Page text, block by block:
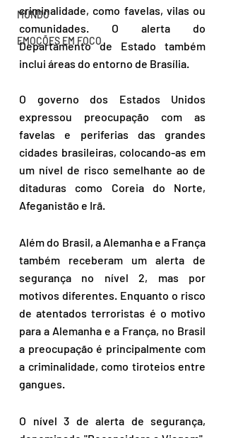
MUNDO
EMOÇÕES EM FOCO
criminalidade, como favelas, vilas ou
comunidades. O alerta do
Departamento de Estado também
inclui áreas do entorno de Brasília.
O governo dos Estados Unidos
expressou preocupação com as
favelas e periferias das grandes
cidades brasileiras, colocando-as em
um nível de risco semelhante ao de
ditaduras como Coreia do Norte,
Afeganistão e Irã.
Além do Brasil, a Alemanha e a França
também receberam um alerta de
segurança no nível 2, mas por
motivos diferentes. Enquanto o risco
de atentados terroristas é o motivo
para a Alemanha e a França, no Brasil
a preocupação é principalmente com
a criminalidade, como tiroteios entre
gangues.
O nível 3 de alerta de segurança,